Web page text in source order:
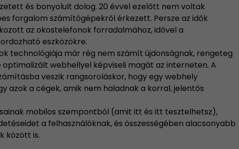
és bonyolult dolog. 20 évvel ezelőtt nem voltak
forgalom számítógépekről érkezett. Persze az idők
az okostelefonok forradalmához, idővel a
eszközökre.
technológiája már rég nem számít újdonságnak, rengeteg
webhellyel képviseli magát az interneten. A
veszik rangsoroláskor, hogy egy webhely
azok a cégek, amik nem haladnak a korral, jelentős
mobilos szempontból (amit itt és itt tesztelhetsz),
a felhasználóknak, és összességében alacsonyabb
között is.